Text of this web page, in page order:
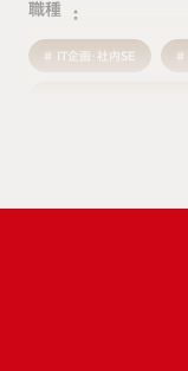
職種
IT企画・社内SE